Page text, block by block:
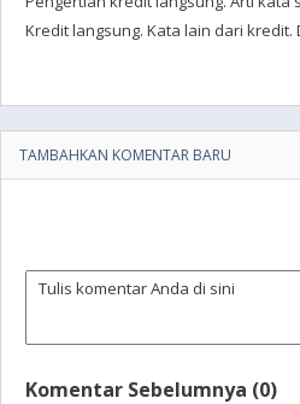
Kredit langsung. Kata lain dari
TAMBAHKAN KOMENTAR BARU
Komentar Sebelumnya (0)